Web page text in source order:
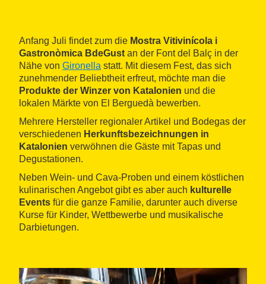
Anfang Juli findet zum die Mostra Vitivinícola i
Gastronòmica BdeGust an der Font del Balç in der
Nähe von Gironella statt. Mit diesem Fest, das sich
zunehmender Beliebtheit erfreut, möchte man die
Produkte der Winzer von Katalonien und die
lokalen Märkte von El Berguedà bewerben.
Mehrere Hersteller regionaler Artikel und Bodegas der
verschiedenen Herkunftsbezeichnungen in
Katalonien verwöhnen die Gäste mit Tapas und
Degustationen.
Neben Wein- und Cava-Proben und einem köstlichen
kulinarischen Angebot gibt es aber auch kulturelle
Events für die ganze Familie, darunter auch diverse
Kurse für Kinder, Wettbewerbe und musikalische
Darbietungen.